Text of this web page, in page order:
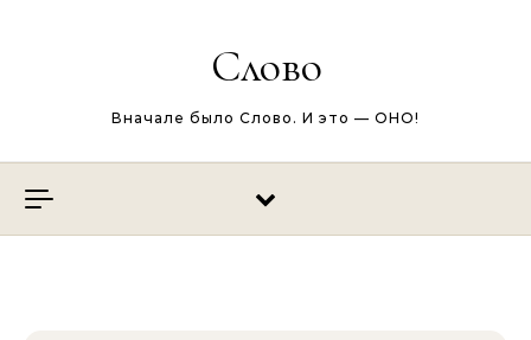
Слово
Вначале было Слово. И это — ОНО!